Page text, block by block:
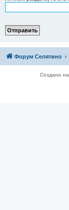
Форум Селятино
Создано